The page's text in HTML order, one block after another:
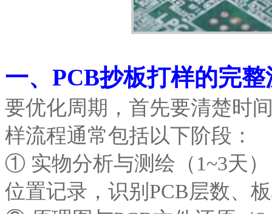
一、PCB抄板打样的完
要优化周期，首先要清楚时
样流程通常包括以下阶段：
① 实物分析与测绘（1~3天
位置记录，识别PCB层数、